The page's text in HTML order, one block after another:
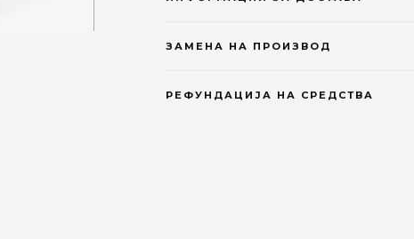
ЗАМЕНА НА ПРОИЗВОД
РЕФУНДАЦИЈА НА СРЕДСТВА